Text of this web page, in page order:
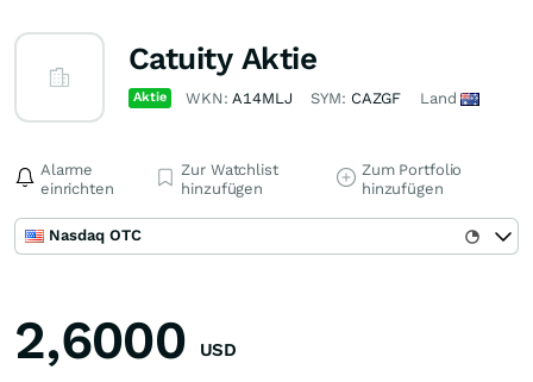
Catuity Aktie
Aktie WKN:A14MLJ SYM: CAZGF Land
Alarme
einrichten
Zur Watchlist
hinzufügen
Zum Portfolio
hinzufügen
Nasdaq OTC
2,6000 USD